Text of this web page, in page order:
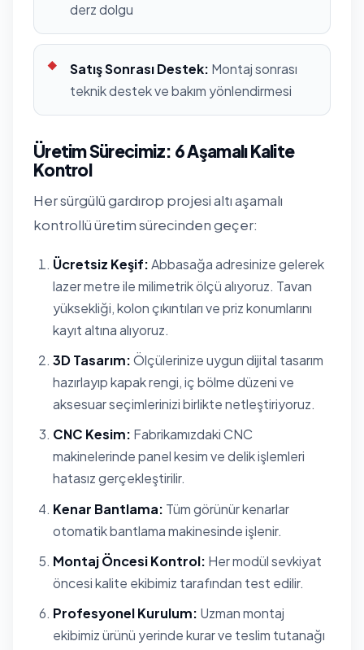
derz dolgu
Satış Sonrası Destek: Montaj sonrası
teknik destek ve bakım yönlendirmesi
Üretim Sürecimiz: 6 Aşamalı Kalite
Kontrol
Her sürgülü gardırop projesi altı aşamalı
kontrollü üretim sürecinden geçer:
Ücretsiz Keşif:Abbasağa adresinize gelerek
lazer metre ile milimetrik ölçü alıyoruz. Tavan
yüksekliği, kolon çıkıntıları ve priz konumlarını
kayıt altına alıyoruz.
3D Tasarım:Ölçülerinize uygun dijital tasarım
hazırlayıp kapak rengi, iç bölme düzeni ve
aksesuar seçimlerinizi birlikte netleştiriyoruz.
CNC Kesim: Fabrikamızdaki CNC
makinelerinde panel kesim ve delik işlemleri
hatasız gerçekleştirilir.
Kenar Bantlama: Tüm görünür kenarlar
otomatik bantlama makinesinde işlenir.
Montaj Öncesi Kontrol: Her modül sevkiyat
öncesi kalite ekibimiz tarafından test edilir.
Profesyonel Kurulum: Uzman montaj
ekibimiz ürünü yerinde kurar ve teslim tutanağı